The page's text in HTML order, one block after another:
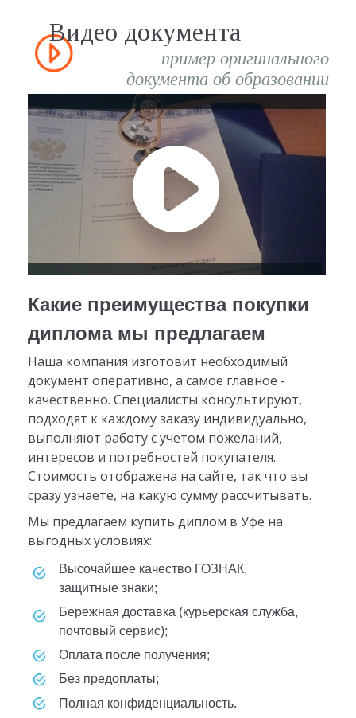
Видео документа
пример оригинального
документа об образовании
Какие преимущества покупки
диплома мы предлагаем
Наша компания изготовит необходимый
документ оперативно, а самое главное -
качественно. Специалисты консультируют,
подходят к каждому заказу индивидуально,
выполняют работу с учетом пожеланий,
интересов и потребностей покупателя.
Стоимость отображена на сайте, так что вы
сразу узнаете, на какую сумму рассчитывать.
Мы предлагаем купить диплом в Уфе на
выгодных условиях:
высочайшее качество ГОЗНАК,
защитные знаки;
бережная доставка (курьерская служба,
почтовый сервис);
оплата после получения;
без предоплаты;
полная конфиденциальность.